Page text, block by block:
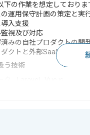
下の作業を想定しておりま
運用保守計画の策定と実
入支援
視及び対応
みの自社プロダクトの開
クトと外部SaaSプロダク
う技術